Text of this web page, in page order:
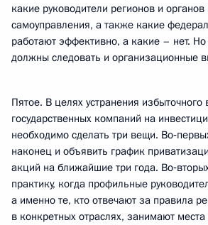
какие руководители регионов и органов
самоуправления, а также какие
работают эффективно, а какие – нет.
должны следовать и организационные
Пятое. В целях устранения избыточного
государственных компаний на
необходимо сделать три вещи.
наконец и объявить график
акций на ближайшие три года.
практику, когда профильные
а именно те, кто отвечают за правила
в конкретных отраслях, занимают места